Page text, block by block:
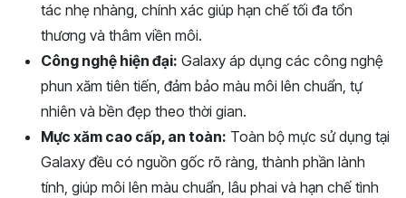
tác nhẹ nhàng, chính xác giúp hạn chế tối đa tổn
thương và thâm viền môi.
Công nghệ hiện đại: Galaxy áp dụng các công nghệ
phun xăm tiên tiến, đảm bảo màu môi lên chuẩn, tự
nhiên và bền đẹp theo thời gian.
Mực xăm cao cấp, an toàn: Toàn bộ mực sử dụng tại
Galaxy đều có nguồn gốc rõ ràng, thành phần lành
tính, giúp môi lên màu chuẩn, lâu phai và hạn chế tình